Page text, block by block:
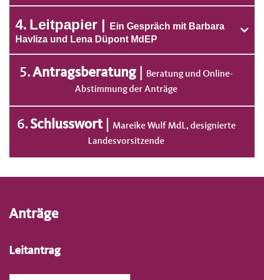
4 Leitpapier
Ein Gespräch mit Barbara
Havliza und Lena Düpont MdEP
5 Antragsberatung
Beratung und Online-
Abstimmung der Anträge
6 Schlusswort
Mareike Wulf MdL, designierte
Landesvorsitzende
Anträge
Leitantrag